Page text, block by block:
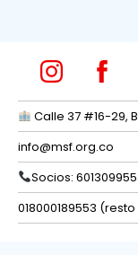
Calle 37 #16-29,
info@msf.org.co
Socios:
018000189553